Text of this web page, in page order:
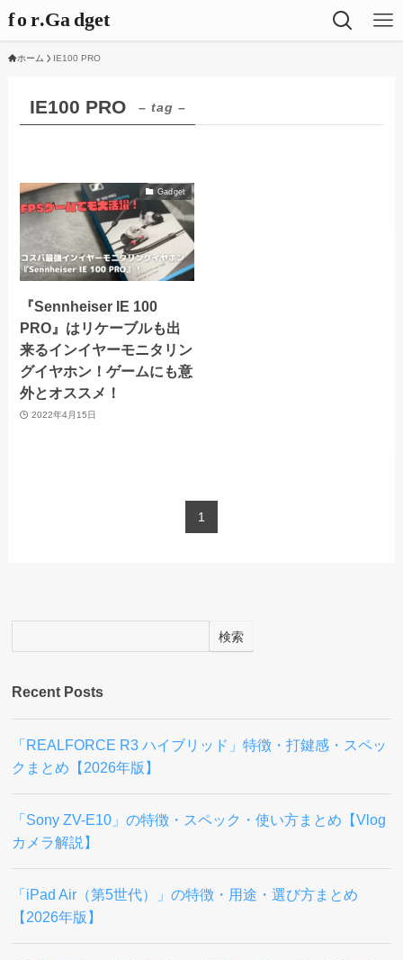
ホーム IE100 PRO
IE100 PRO – tag –
Gadget
『Sennheiser IE 100
PRO』はリケーブルも出
来るインイヤーモニタリン
グイヤホン！ゲームにも意
外とオススメ！
2022年4月15日
1
検索
Recent Posts
「REALFORCE R3 ハイブリッド」特徴・打鍵感・スペッ
クまとめ【2026年版】
「Sony ZV-E10」の特徴・スペック・使い方まとめ【Vlog
カメラ解説】
「iPad Air（第5世代）」の特徴・用途・選び方まとめ
【2026年版】